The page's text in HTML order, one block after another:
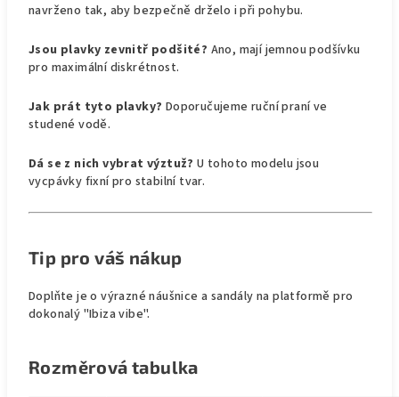
navrženo tak, aby bezpečně drželo i při pohybu.
Jsou plavky zevnitř podšité? Ano, mají jemnou podšívku
pro maximální diskrétnost.
Jak prát tyto plavky? Doporučujeme ruční praní ve
studené vodě.
Dá se z nich vybrat výztuž?U tohoto modelu jsou
vycpávky fixní pro stabilní tvar.
Tip pro váš nákup
Doplňte je o výrazné náušnice a sandály na platformě pro
dokonalý "Ibiza vibe".
Rozměrová tabulka